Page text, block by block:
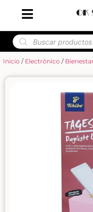
Inicio / Electrónico /